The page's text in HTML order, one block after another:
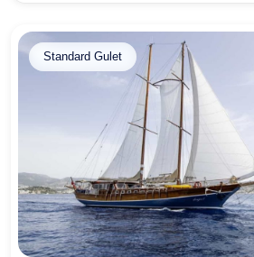
Standard Gulet